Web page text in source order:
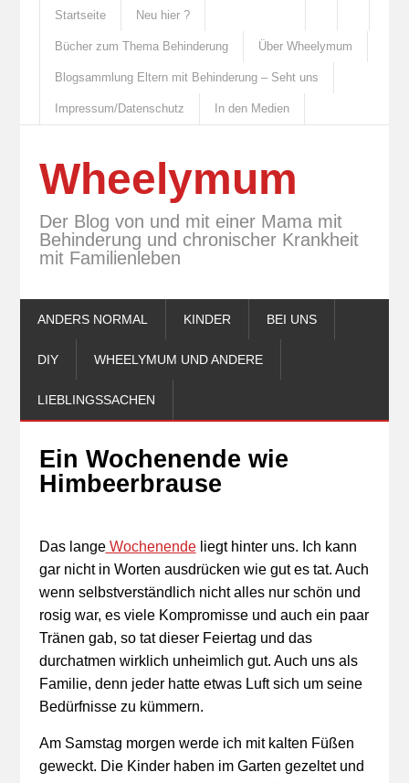
Startseite Neu hier ?
Bücher zum Thema Behinderung Über Wheelymum
Blogsammlung Eltern mit Behinderung – Seht uns
Impressum/Datenschutz In den Medien
Wheelymum
Der Blog von und mit einer Mama mit
Behinderung und chronischer Krankheit
mit Familienleben
ANDERS NORMAL KINDER BEI UNS
DIY WHEELYMUM UND ANDERE
LIEBLINGSSACHEN
Ein Wochenende wie
Himbeerbrause
Das langeWochenendeliegt hinter uns. Ich kann
gar nicht in Worten ausdrücken wie gut es tat. Auch
wenn selbstverständlich nicht alles nur schön und
rosig war, es viele Kompromisse und auch ein paar
Tränen gab, so tat dieser Feiertag und das
durchatmen wirklich unheimlich gut. Auch uns als
Familie, denn jeder hatte etwas Luft sich um seine
Bedürfnisse zu kümmern.
Am Samstag morgen werde ich mit kalten Füßen
geweckt. Die Kinder haben im Garten gezeltet und